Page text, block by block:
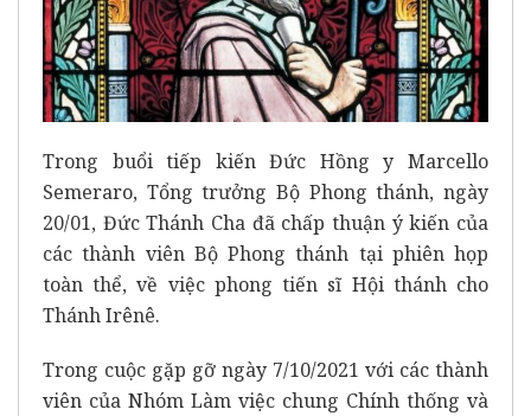
Trong buổi tiếp kiến Đức Hồng y Marcello
Semeraro, Tổng trưởng Bộ Phong thánh, ngày
20/01, Đức Thánh Cha đã chấp thuận ý kiến của
các thành viên Bộ Phong thánh tại phiên họp
toàn thể, về việc phong tiến sĩ Hội thánh cho
Thánh Irênê.
Trong cuộc gặp gỡ ngày 7/10/2021 với các thành
viên của Nhóm Làm việc chung Chính thống và